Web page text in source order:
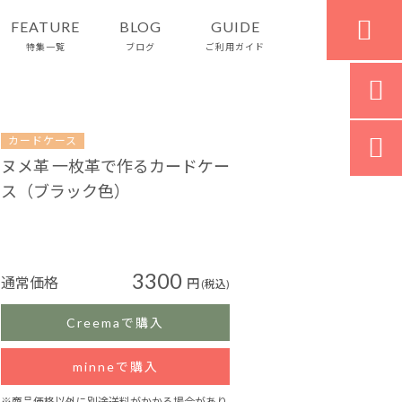
FEATURE
特集一覧
BLOG
ブログ
GUIDE
ご利用ガイド

カードケース
ヌメ革 一枚革で作るカードケー
ス（ブラック色）
通常価格 3300 円 (税込)
Creemaで購入
minneで購入

